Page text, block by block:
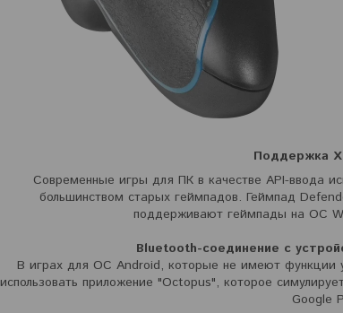
Поддержка
Современные игры для ПК в качестве API-ввода
большинством старых геймпадов. Геймпад
поддерживают геймпады на ОС
Bluetooth-соединение с
В играх для ОС Android, которые не имеют функции
использовать приложение "Octopus", которое
Google